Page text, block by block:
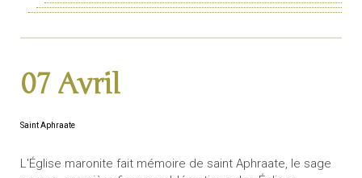
07 Avril
Saint Aphraate
L'Église maronite fait mémoire de saint Aphraate, le sage